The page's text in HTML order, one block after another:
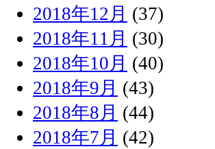
2018年12月 (37)
2018年11月 (30)
2018年10月 (40)
2018年9月 (43)
2018年8月 (44)
2018年7月 (42)